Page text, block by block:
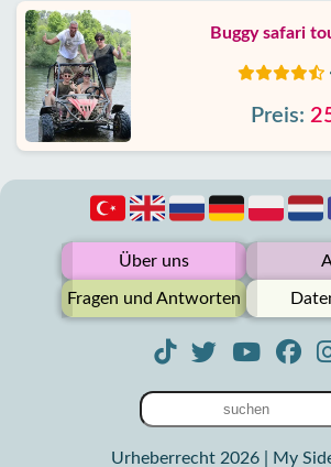
Buggy safari
Preis:
Über uns
Fragen und Antworten
Urheberrecht 2026 | My